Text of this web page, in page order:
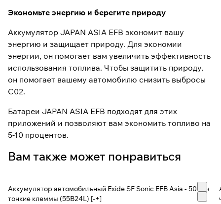
Экономьте энергию и берегите природу
Аккумулятор JAPAN ASIA EFB экономит вашу
энергию и защищает природу. Для экономии
энергии, он помогает вам увеличить эффективность
использования топлива. Чтобы защитить природу,
он помогает вашему автомобилю снизить выбросы
С02.
Батареи JAPAN ASIA EFB подходят для этих
приложений и позволяют вам экономить топливо на
5-10 процентов.
Вам также может понравиться
Аккумулятор автомобильный Exide SF Sonic EFB Asia - 50 А/ч
тонкие клеммы (55B24L) [-+]